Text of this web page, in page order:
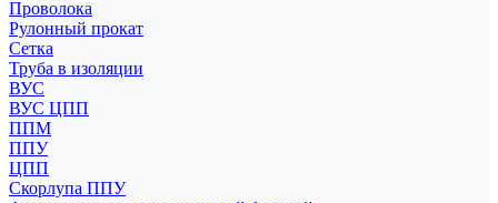
Проволока
Рулонный прокат
Сетка
Труба в изоляции
ВУС
ВУС ЦПП
ППМ
ППУ
ЦПП
Скорлупа ППУ